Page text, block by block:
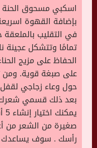
اسكبي مسحوق الحنة
بإضافة القهوة
في التقليب
تمامًا وتتشكل
الحفاظ على مزيج
على صبغة قوية. ومن
حول وعاء زجاجي لقفل
بعد ذلك قسمي
صغيرة من الشعر من
رأسك . سوف